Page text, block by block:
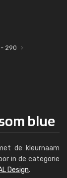
290
blue
de kleurnaam
in de categorie
Design.